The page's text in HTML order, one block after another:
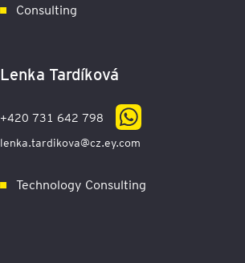
Consulting
Lenka Tardíková
+420 731 642 798
lenka.tardikova@cz.ey.com
Technology Consulting